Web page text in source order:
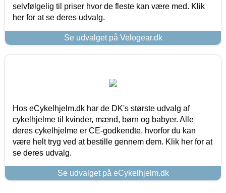
selvfølgelig til priser hvor de fleste kan være med. Klik
her for at se deres udvalg.
Se udvalget på Velogear.dk
Hos eCykelhjelm.dk har de DK's største udvalg af
cykelhjelme til kvinder, mænd, børn og babyer. Alle
deres cykelhjelme er CE-godkendte, hvorfor du kan
være helt tryg ved at bestille gennem dem. Klik her for at
se deres udvalg.
Se udvalget på eCykelhjelm.dk